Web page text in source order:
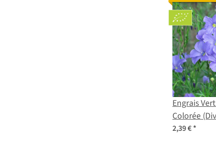
Engrais
Colorée
Variétés)
2,39 €*